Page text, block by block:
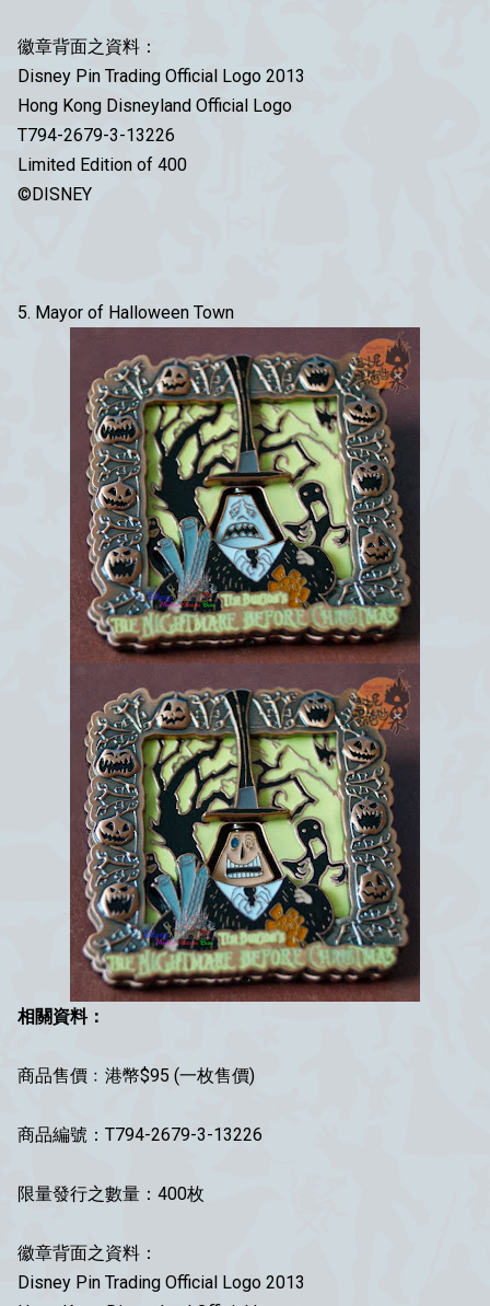
徽章背面之資料：
Disney Pin Trading Official Logo 2013
Hong Kong Disneyland Official Logo
T794-2679-3-13226
Limited Edition of 400
©DISNEY
5. Mayor of Halloween Town
相關資料：
商品售價﹕港幣$95 (一枚售價)
商品編號：T794-2679-3-13226
限量發行之數量：400枚
徽章背面之資料：
Disney Pin Trading Official Logo 2013